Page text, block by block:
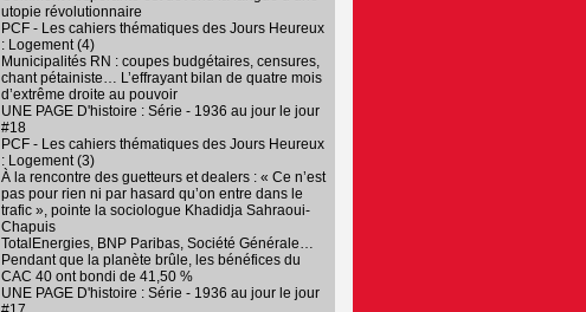
utopie révolutionnaire
PCF - Les cahiers thématiques des Jours Heureux
: Logement (4)
Municipalités RN : coupes budgétaires, censures,
chant pétainiste… L’effrayant bilan de quatre mois
d’extrême droite au pouvoir
UNE PAGE D'histoire : Série - 1936 au jour le jour
#18
PCF - Les cahiers thématiques des Jours Heureux
: Logement (3)
À la rencontre des guetteurs et dealers : « Ce n’est
pas pour rien ni par hasard qu’on entre dans le
trafic », pointe la sociologue Khadidja Sahraoui-
Chapuis
TotalEnergies, BNP Paribas, Société Générale…
Pendant que la planète brûle, les bénéfices du
CAC 40 ont bondi de 41,50 %
UNE PAGE D'histoire : Série - 1936 au jour le jour